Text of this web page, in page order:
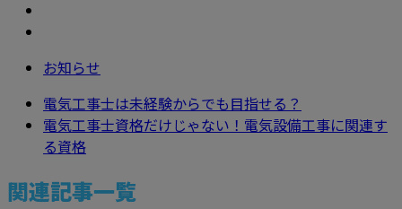
お知らせ
電気工事士は未経験からでも目指せる？
電気工事士資格だけじゃない！電気設備工事に関連す
る資格
関連記事一覧